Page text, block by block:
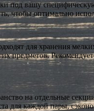
под вашу
чтобы оптимально
для хранения
предметов.
на отдельные
для каждой пары,